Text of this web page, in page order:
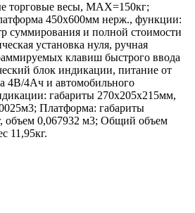
торговые весы, MAX=150кг;
450х600мм нерж., функции:
суммирования и полной стоимости
установка нуля, ручная
клавиш быстрого ввода
блок индикации, питание от
4В/4Ач и автомобильного
габариты 270х205х215мм,
Платформа: габариты
объем 0,067932 м3; Общий объем
11,95кг.